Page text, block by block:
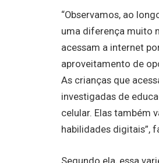
“Observamos, ao
uma diferença muito
acessam a internet
aproveitamento de
As crianças que
investigadas de
celular. Elas também
habilidades digitais”,